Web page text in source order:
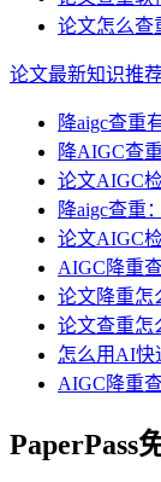
论文怎么查
论文最新知识推
降aigc查重
降AIGC查
论文AIGC
降aigc查重
论文AIGC
AIGC降重
论文降重怎
论文查重怎
怎么用AI快
AIGC降重
PaperPass